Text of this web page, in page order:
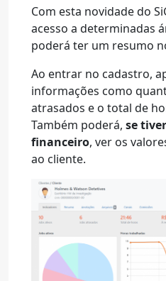
Com esta novidade do
acesso a determinadas
poderá ter um resumo
Ao entrar no cadastro,
informações como
atrasados e o total de
Também poderá, se
financeiro, ver os
ao cliente.